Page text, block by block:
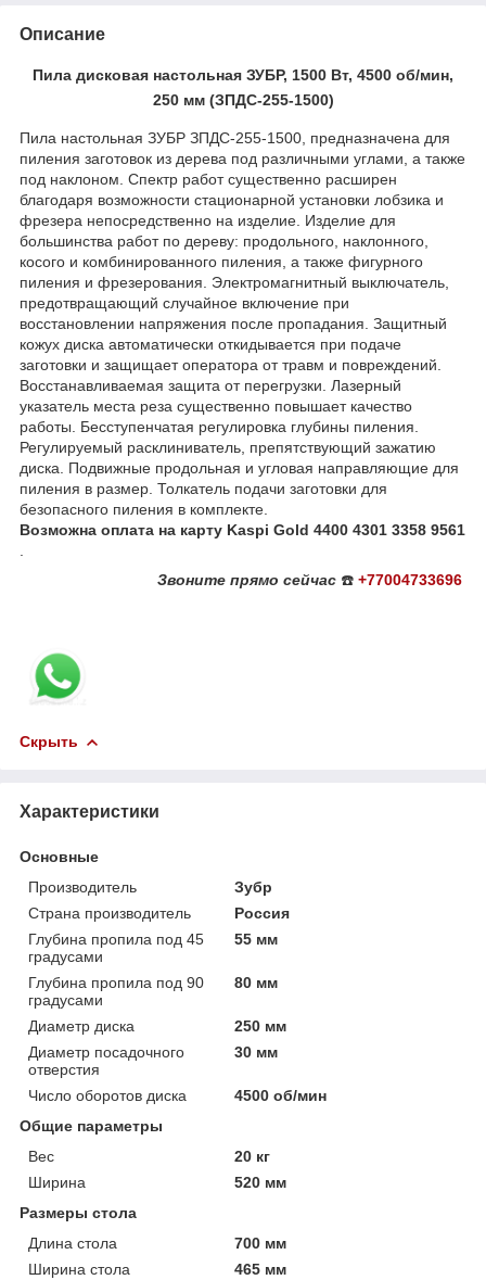
Описание
Пила дисковая настольная ЗУБР, 1500 Вт, 4500 об/мин,
250 мм (ЗПДС-255-1500)
Пила настольная ЗУБР ЗПДС-255-1500, предназначена для
пиления заготовок из дерева под различными углами, а также
под наклоном. Спектр работ существенно расширен
благодаря возможности стационарной установки лобзика и
фрезера непосредственно на изделие. Изделие для
большинства работ по дереву: продольного, наклонного,
косого и комбинированного пиления, а также фигурного
пиления и фрезерования. Электромагнитный выключатель,
предотвращающий случайное включение при
восстановлении напряжения после пропадания. Защитный
кожух диска автоматически откидывается при подаче
заготовки и защищает оператора от травм и повреждений.
Восстанавливаемая защита от перегрузки. Лазерный
указатель места реза существенно повышает качество
работы. Бесступенчатая регулировка глубины пиления.
Регулируемый расклиниватель, препятствующий зажатию
диска. Подвижные продольная и угловая направляющие для
пиления в размер. Толкатель подачи заготовки для
безопасного пиления в комплекте.
Возможна оплата на карту Kaspi Gold 4400 4301 3358 9561
.
Звоните прямо сейчас ☎️ +77004733696
Скрыть
Характеристики
Основные
Производитель
Зубр
Страна производитель
Россия
Глубина пропила под 45
градусами
55 мм
Глубина пропила под 90
градусами
80 мм
Диаметр диска
250 мм
Диаметр посадочного
отверстия
30 мм
Число оборотов диска
4500 об/мин
Общие параметры
Вес
20 кг
Ширина
520 мм
Размеры стола
Длина стола
700 мм
Ширина стола
465 мм